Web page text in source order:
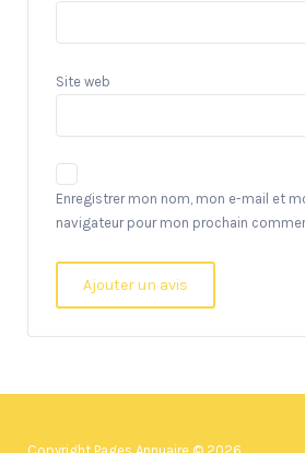
Site web
Enregistrer mon nom, mon e-mail et
navigateur pour mon prochain